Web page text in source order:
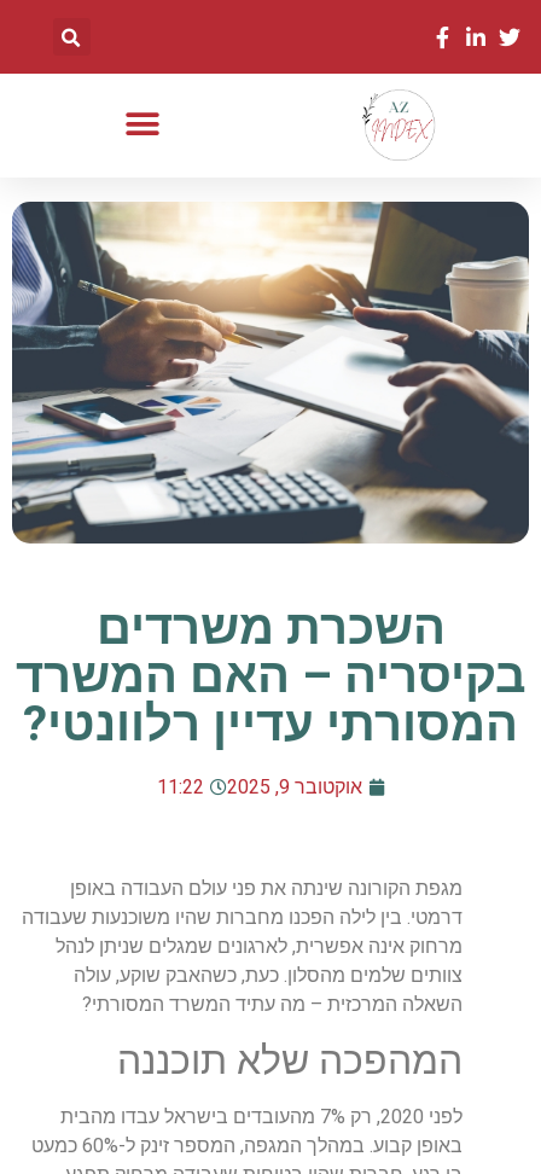
השכרת משרדים
בקיסריה – האם המשרד
המסורתי עדיין רלוונטי?
אוקטובר 9, 2025 11:22
מגפת הקורונה שינתה את פני עולם העבודה באופן
דרמטי. בין לילה הפכנו מחברות שהיו משוכנעות שעבודה
מרחוק אינה אפשרית, לארגונים שמגלים שניתן לנהל
צוותים שלמים מהסלון. כעת, כשהאבק שוקע, עולה
השאלה המרכזית – מה עתיד המשרד המסורתי?
המהפכה שלא תוכננה
לפני 2020, רק 7% מהעובדים בישראל עבדו מהבית
באופן קבוע. במהלך המגפה, המספר זינק ל-60% כמעט